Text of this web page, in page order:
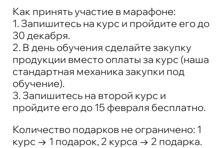
Как принять участие в марафоне:
1. Запишитесь на курс и пройдите его до
30 декабря.
2. В день обучения сделайте закупку
продукции вместо оплаты за курс (наша
стандартная механика закупки под
обучение).
3. Запишитесь на второй курс и
пройдите его до 15 февраля бесплатно.
Количество подарков не ограничено: 1
курс → 1 подарок, 2 курса → 2 подарка.